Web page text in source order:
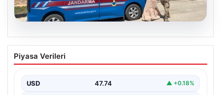
Faili meçhul dosya aydınlatıldı. İntihar
ettiği iddia edilen Damlanur, cinayete
{“title”: “Faili meçhul dosyada yeni gelişmeler:
Piyasa Verileri
USD 47.74 ▲ +0.18%